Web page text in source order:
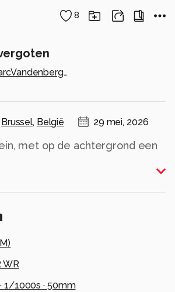
8
MarcVandenberghe
Brussel, België 29 mei, 2026
met op de achtergrond een
)
WR
1/1000s · 50mm